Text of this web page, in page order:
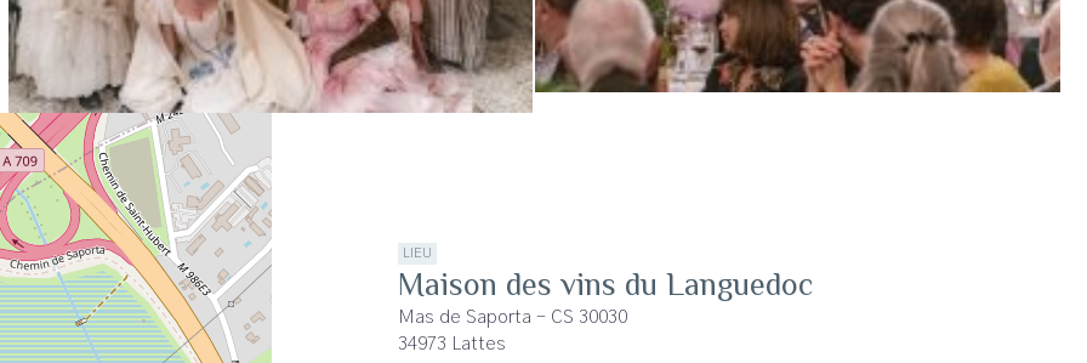
LIEU
Maison des vins du Languedoc
Mas de Saporta - CS 30030
34973 Lattes